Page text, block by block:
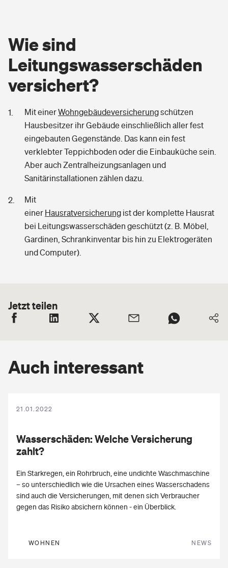
Wie sind
Leitungswasserschäden
versichert?
Mit einerWohngebäudeversicherungschützen
Hausbesitzer ihr Gebäude einschließlich aller fest
eingebauten Gegenstände. Das kann ein fest
verklebter Teppichboden oder die Einbauküche sein.
Aber auch Zentralheizungsanlagen und
Sanitärinstallationen zählen dazu.
Mit
einer Hausratversicherung ist der komplette Hausrat
bei Leitungswasserschäden geschützt (z. B. Möbel,
Gardinen, Schrankinventar bis hin zu Elektrogeräten
und Computer).
Jetzt teilen
Auch interessant
Was­ser­schä­den: Welche Versicherung
zahlt?
21.01.2022
Ein Starkregen, ein Rohrbruch, eine undichte Waschmaschine
– so unterschiedlich wie die Ursachen eines Wasserschadens
sind auch die Versicherungen, mit denen sich Verbraucher
gegen das Risiko absichern können - ein Überblick.
WOHNEN NEWS